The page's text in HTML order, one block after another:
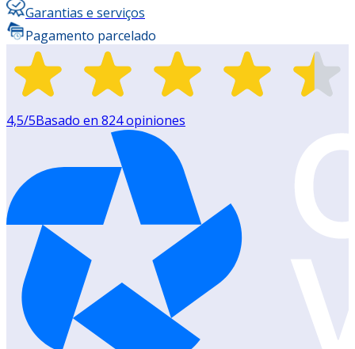
Garantias e serviços
Pagamento parcelado
4,5/5Basado en 824opiniones